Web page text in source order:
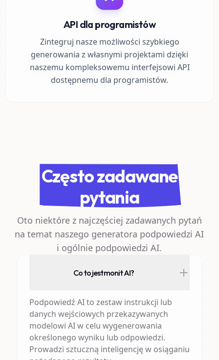
API dla programistów
Zintegruj nasze możliwości szybkiego
generowania z własnymi projektami dzięki
naszemu kompleksowemu interfejsowi API
dostępnemu dla programistów.
Często zadawane
pytania
Oto niektóre z najczęściej zadawanych pytań
na temat naszego generatora podpowiedzi AI
i ogólnie podpowiedzi AI.
Co to jest monit AI?
Podpowiedź AI to zestaw instrukcji lub
danych wejściowych przekazywanych
modelowi AI w celu wygenerowania
określonego wyniku lub odpowiedzi.
Prowadzi sztuczną inteligencję w osiąganiu